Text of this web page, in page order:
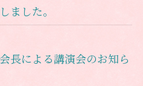
ました。
長による講演会のお知ら